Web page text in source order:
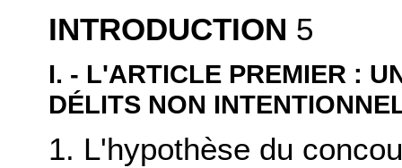
INTRODUCTION 5
I. - L'ARTICLE PREMIER :
DÉLITS NON
1. L'hypothèse du